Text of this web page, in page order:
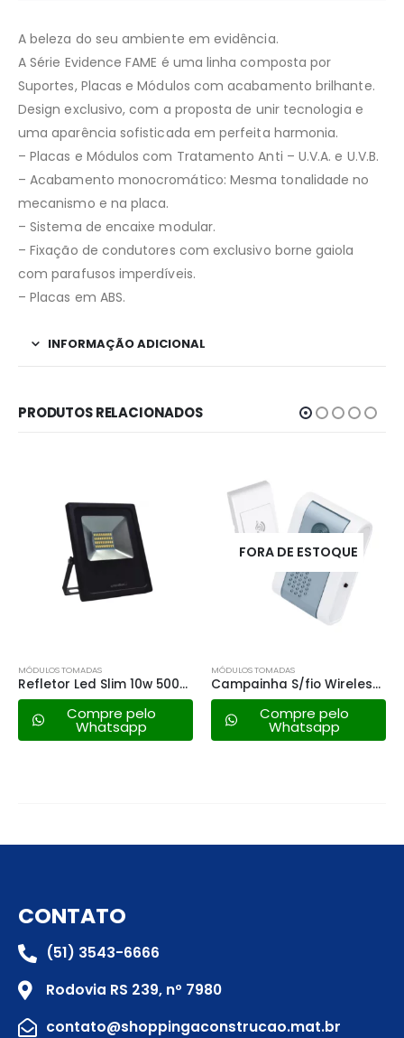
A beleza do seu ambiente em evidência.
A Série Evidence FAME é uma linha composta por
Suportes, Placas e Módulos com acabamento brilhante.
Design exclusivo, com a proposta de unir tecnologia e
uma aparência sofisticada em perfeita harmonia.
– Placas e Módulos com Tratamento Anti – U.V.A. e U.V.B.
– Acabamento monocromático: Mesma tonalidade no
mecanismo e na placa.
– Sistema de encaixe modular.
– Fixação de condutores com exclusivo borne gaiola
com parafusos imperdíveis.
– Placas em ABS.
INFORMAÇÃO ADICIONAL
PRODUTOS RELACIONADOS
MÓDULOS TOMADAS
Refletor Led Slim 10w 5000k – Bivolt
Compre pelo
Whatsapp
FORA DE ESTOQUE
MÓDULOS TOMADAS
Campainha S/fio Wireless Fame 3297 – 220v
Compre pelo
Whatsapp
CONTATO
(51) 3543-6666
Rodovia RS 239, nº 7980
contato@shoppingaconstrucao.mat.br